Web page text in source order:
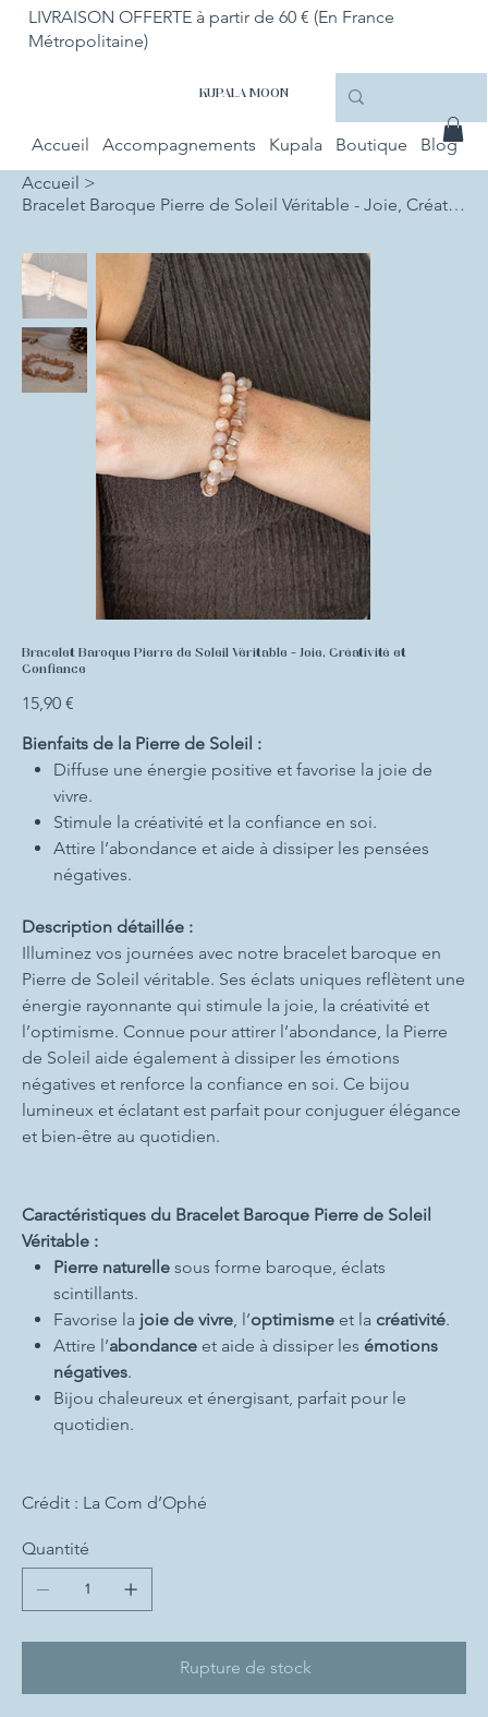
LIVRAISON OFFERTE à partir de 60 € (En France
Métropolitaine)
Accueil Accompagnements Kupala Boutique Blog
KUPALA MOON
Accueil >
Bracelet Baroque Pierre de Soleil Véritable - Joie, Créativité et Confiance
Bracelet Baroque Pierre de Soleil Véritable - Joie, Créativité et
Confiance
Prix
15,90 €
Bienfaits de la Pierre de Soleil :
Diffuse une énergie positive et favorise la joie de
vivre.
Stimule la créativité et la confiance en soi.
Attire l’abondance et aide à dissiper les pensées
négatives.
Description détaillée :
Illuminez vos journées avec notre bracelet baroque en
Pierre de Soleil véritable. Ses éclats uniques reflètent une
énergie rayonnante qui stimule la joie, la créativité et
l’optimisme. Connue pour attirer l’abondance, la Pierre
de Soleil aide également à dissiper les émotions
négatives et renforce la confiance en soi. Ce bijou
lumineux et éclatant est parfait pour conjuguer élégance
et bien-être au quotidien.
Caractéristiques du Bracelet Baroque Pierre de Soleil
Véritable :
Pierre naturellesous forme baroque, éclats
scintillants.
Favorise la joie de vivre, l’optimismeet la créativité.
Attire l’abondanceet aide à dissiper les émotions
négatives.
Bijou chaleureux et énergisant, parfait pour le
quotidien.
Crédit : La Com d’Ophé
Quantité
Rupture de stock